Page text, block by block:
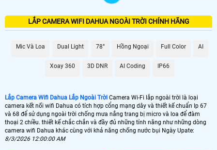
Camera wifi Dahua thân ngoài trời là giải pháp lý tưởng cho việc giám sát các
khu vực mưa nắng bụi bẩn như khu nghĩ dưởng nhà xưỡng vừa và nhỏ Với
thiết kế chắc chắn và khả năng chống nước, camera thân có thể hoạt động ổn
định trong các điều kiện thời tiết khắc nghiệt.
Camera wifi Dahua xoay 360 là giải pháp toàn diện cho việc giám sát rộng
rãinhờ vào khả năng xoay chuyển linh hoạt và điều chỉnh góc quay. Đây là lựa
LẮP CAMERA WIFI DAHUA NGOÀI TRỜI CHÍNH HÃNG
Mic Và Loa Dual Light 78° Hồng Ngoại Full Color AI
Xoay 360 3D DNR AI Coding IP66
Lắp Camera Wifi Dahua Lắp Ngoài Trời Camera Wi-Fi lắp ngoài trời là loại
camera kết nối wifi Dahua có tích hợp cổng mạng dây và thiết kế chuẩn Ip 67
và 68 để sử dụng ngoài trời chống mưa nắng trang bị micro và loa để đàm
thoại 2 chiều. thiết kế chắc chắn và đầy đủ những tính năng như những dòng
camera wifi Dahua khác cùng với khả năng chống nước bụi Ngày Upate:
8/3/2026 12:00:00 AM